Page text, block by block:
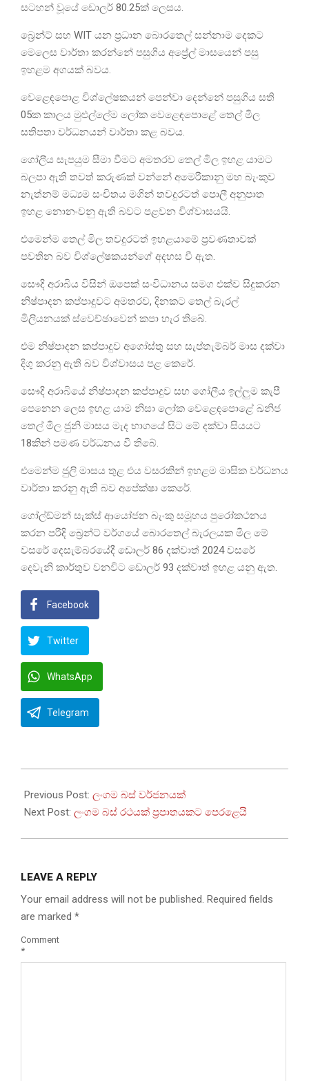
සටහන් වූයේ ඩොලර් 80.25ක් ලෙසය.
බ්‍රෙන්ට් සහ WIT යන ප්‍රධාන බොරතෙල් සන්නාම දෙකට
මෙලෙස වාර්තා කරන්නේ පසුගිය අප්‍රේල් මාසයෙන් පසු
ඉහළම අගයක් බවය.
වෙළෙඳපොළ විශ්ලේෂකයන් පෙන්වා දෙන්නේ පසුගිය සති
05ක කාලය මුළුල්ලේම ලෝක වෙළෙඳපොළේ තෙල් මිල
සතිපතා වර්ධනයන් වාර්තා කළ බවය.
ගෝලීය සැපයුම සීමා වීමට අමතරව තෙල් මිල ඉහළ යාමට
බලපා ඇති තවත් කරුණක් වන්නේ අමෙරිකානු මහ බැංකුව
නැත්නම් මධ්‍යම සංචිතය මගින් තවදුරටත් පොලී අනුපාත
ඉහළ නොනංවනු ඇති බවට පළවන විශ්වාසයයි.
එමෙන්ම තෙල් මිල තවදුරටත් ඉහළයාමේ ප්‍රවණතාවක්
පවතින බව විශ්ලේෂකයන්ගේ අදහස වී ඇත.
සෞදි අරාබිය විසින් ඔපෙක් සංවිධානය සමග එක්ව සිදුකරන
නිෂ්පාදන කප්පාදුවට අමතරව, දිනකට තෙල් බැරල්
මිලියනයක් ස්වෙච්ඡාවෙන් කපා හැර තිබේ.
එම නිෂ්පාදන කප්පාදුව අගෝස්තු සහ සැප්තැම්බර් මාස දක්වා
දිගු කරනු ඇති බව විශ්වාසය පළ කෙරේ.
සෞදි අරාබියේ නිෂ්පාදන කප්පාදුව සහ ගෝලීය ඉල්ලුම කැපී
පෙනෙන ලෙස ඉහළ යාම නිසා ලෝක වෙළෙඳපොළේ ඛනිජ
තෙල් මිල ජුනි මාසය මැද භාගයේ සිට මේ දක්වා සියයට
18කින් පමණ වර්ධනය වී තිබේ.
එමෙන්ම ජුලි මාසය තුළ එය වසරකින් ඉහළම මාසික වර්ධනය
වාර්තා කරනු ඇති බව අපේක්ෂා කෙරේ.
ගෝල්ඩ්මන් සැක්ස් ආයෝජන බැංකු සමූහය පුරෝකථනය
කරන පරිදි බ්‍රෙන්ට් වර්ගයේ බොරතෙල් බැරලයක මිල මේ
වසරේ දෙසැම්බරයේදී ඩොලර් 86 දක්වාත් 2024 වසරේ
දෙවැනි කාර්තුව වනවිට ඩොලර් 93 දක්වාත් ඉහළ යනු ඇත.
Facebook
Twitter
WhatsApp
Telegram
07-
31
Previous Post: ලංගම බස් වර්ජනයක්
Next Post: ලංගම බස් රථයක් ප්‍රපාතයකට පෙරළෙයි
LEAVE A REPLY
Your email address will not be published. Required fields
are marked *
Comment
*